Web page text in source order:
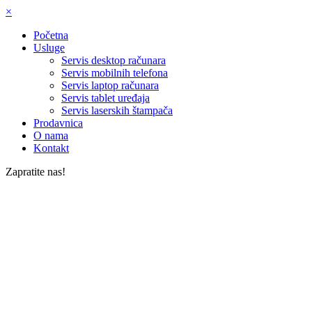
×
Početna
Usluge
Servis desktop računara
Servis mobilnih telefona
Servis laptop računara
Servis tablet uređaja
Servis laserskih štampača
Prodavnica
O nama
Kontakt
Zapratite nas!